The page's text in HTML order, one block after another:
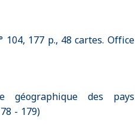
177 p., 48 cartes. Office
géographique des pays
- 179)